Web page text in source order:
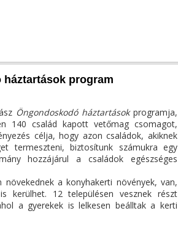
program
Öngondoskodó háztartásokprogramja,
140 család kapott vetőmag csomagot,
célja, hogy azon családok, akiknek
termeszteni, biztosítunk számukra egy
hozzájárul a családok egészséges
a konyhakerti növények, van,
kerülhet. 12 településen vesznek részt
a gyerekek is lelkesen beálltak a kerti